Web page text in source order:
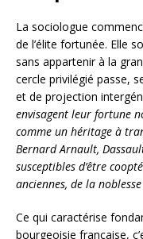
La sociologue
de l’élite fortunée. Elle
sans appartenir à la
cercle privilégié passe,
et de projection
envisagent leur fortune
comme un héritage à
Bernard Arnault,
susceptibles d’être
anciennes, de la
Ce qui caractérise
bourgeoisie française,